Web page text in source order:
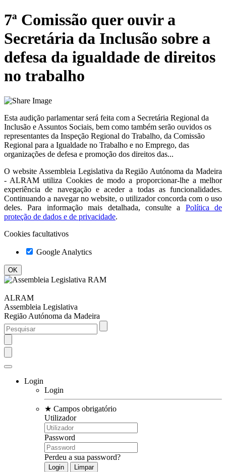
7ª Comissão quer ouvir a
Secretária da Inclusão sobre a
defesa da igualdade de direitos
no trabalho
Esta audição parlamentar será feita com a Secretária Regional da
Inclusão e Assuntos Sociais, bem como também serão ouvidos os
representantes da Inspeção Regional do Trabalho, da Comissão
Regional para a Igualdade no Trabalho e no Emprego, das
organizações de defesa e promoção dos direitos das...
O website Assembleia Legislativa da Região Autónoma da Madeira
- ALRAM utiliza Cookies de modo a proporcionar-lhe a melhor
experiência de navegação e aceder a todas as funcionalidades.
Continuando a navegar no website, o utilizador concorda com o uso
deles. Para informação mais detalhada, consulte a
Política de
proteção de dados e de privacidade.
Cookies facultativos
Google Analytics
ALRAM
Assembleia Legislativa
Região Autónoma da Madeira
Login
Login
★ Campos obrigatório
Utilizador
Password
Perdeu a sua password?